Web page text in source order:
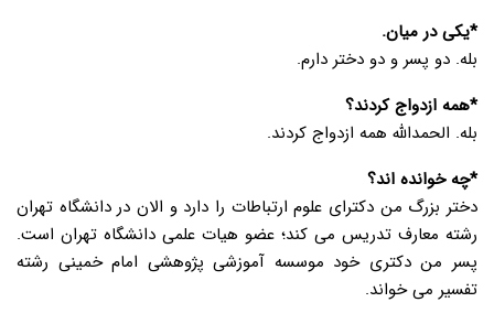
*یکی در میان.
بله. دو پسر و دو دختر دارم.
*همه ازدواج کردند؟
بله. الحمدالله همه ازدواج کردند.
*چه خوانده اند؟
دختر بزرگ من دکترای علوم ارتباطات را دارد و الان در دانشگاه تهران
رشته معارف تدریس می کند؛ عضو هیات علمی دانشگاه تهران است.
پسر من دکتری خود موسسه آموزشی پژوهشی امام خمینی رشته
تفسیر می خواند.